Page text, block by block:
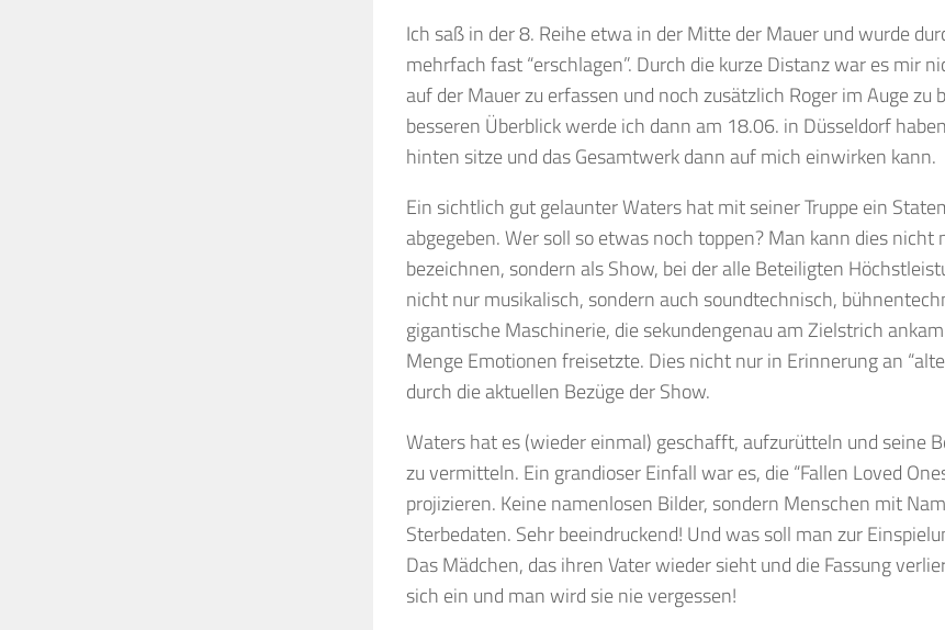
Ich saß in der 8. Reihe etwa in der Mitte der Mauer und wurde
mehrfach fast “erschlagen”. Durch die kurze Distanz war es mir
auf der Mauer zu erfassen und noch zusätzlich Roger im Auge zu
besseren Überblick werde ich dann am 18.06. in Düsseldorf
hinten sitze und das Gesamtwerk dann auf mich einwirken kann.
Ein sichtlich gut gelaunter Waters hat mit seiner Truppe ein
abgegeben. Wer soll so etwas noch toppen? Man kann dies nicht
bezeichnen, sondern als Show, bei der alle Beteiligten
nicht nur musikalisch, sondern auch soundtechnisch,
gigantische Maschinerie, die sekundengenau am Zielstrich
Menge Emotionen freisetzte. Dies nicht nur in Erinnerung an
durch die aktuellen Bezüge der Show.
Waters hat es (wieder einmal) geschafft, aufzurütteln und seine
zu vermitteln. Ein grandioser Einfall war es, die “Fallen Loved
projizieren. Keine namenlosen Bilder, sondern Menschen mit
Sterbedaten. Sehr beeindruckend! Und was soll man zur
Das Mädchen, das ihren Vater wieder sieht und die Fassung
sich ein und man wird sie nie vergessen!